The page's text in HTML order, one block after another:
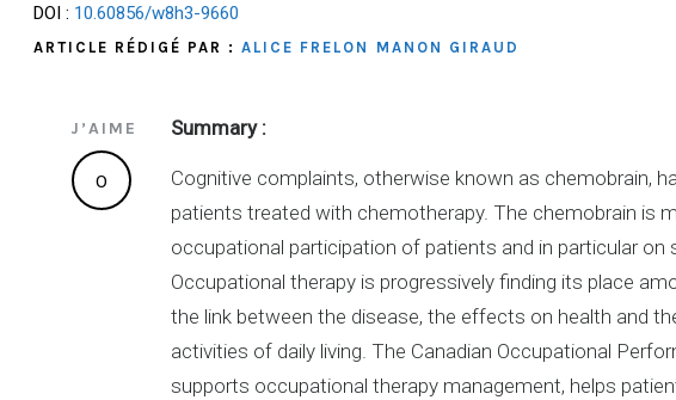
DOI : 10.60856/w8h3-9660
ARTICLE RÉDIGÉ PAR : ALICE FRELON MANON GIRAUD
J’AIME
0
Summary :
Cognitive complaints, otherwise known as chemobrain,
patients treated with chemotherapy. The chemobrain is
occupational participation of patients and in particular
Occupational therapy is progressively finding its place
the link between the disease, the effects on health and
activities of daily living. The Canadian Occupational
supports occupational therapy management, helps